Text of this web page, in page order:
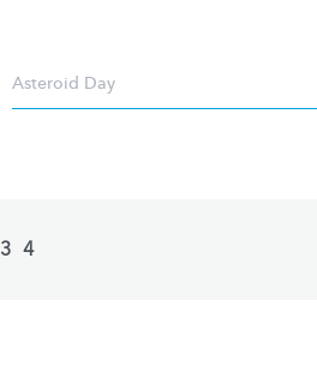
Asteroid Day
Page
3 Page
4